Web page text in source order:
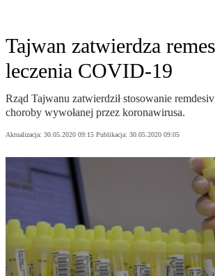
Tajwan zatwierdza
leczenia COVID-19
Rząd Tajwanu zatwierdził stosowanie
choroby wywołanej przez koronawirusa.
Aktualizacja: 30.05.2020 09:15 Publikacja: 30.05.2020 09:05